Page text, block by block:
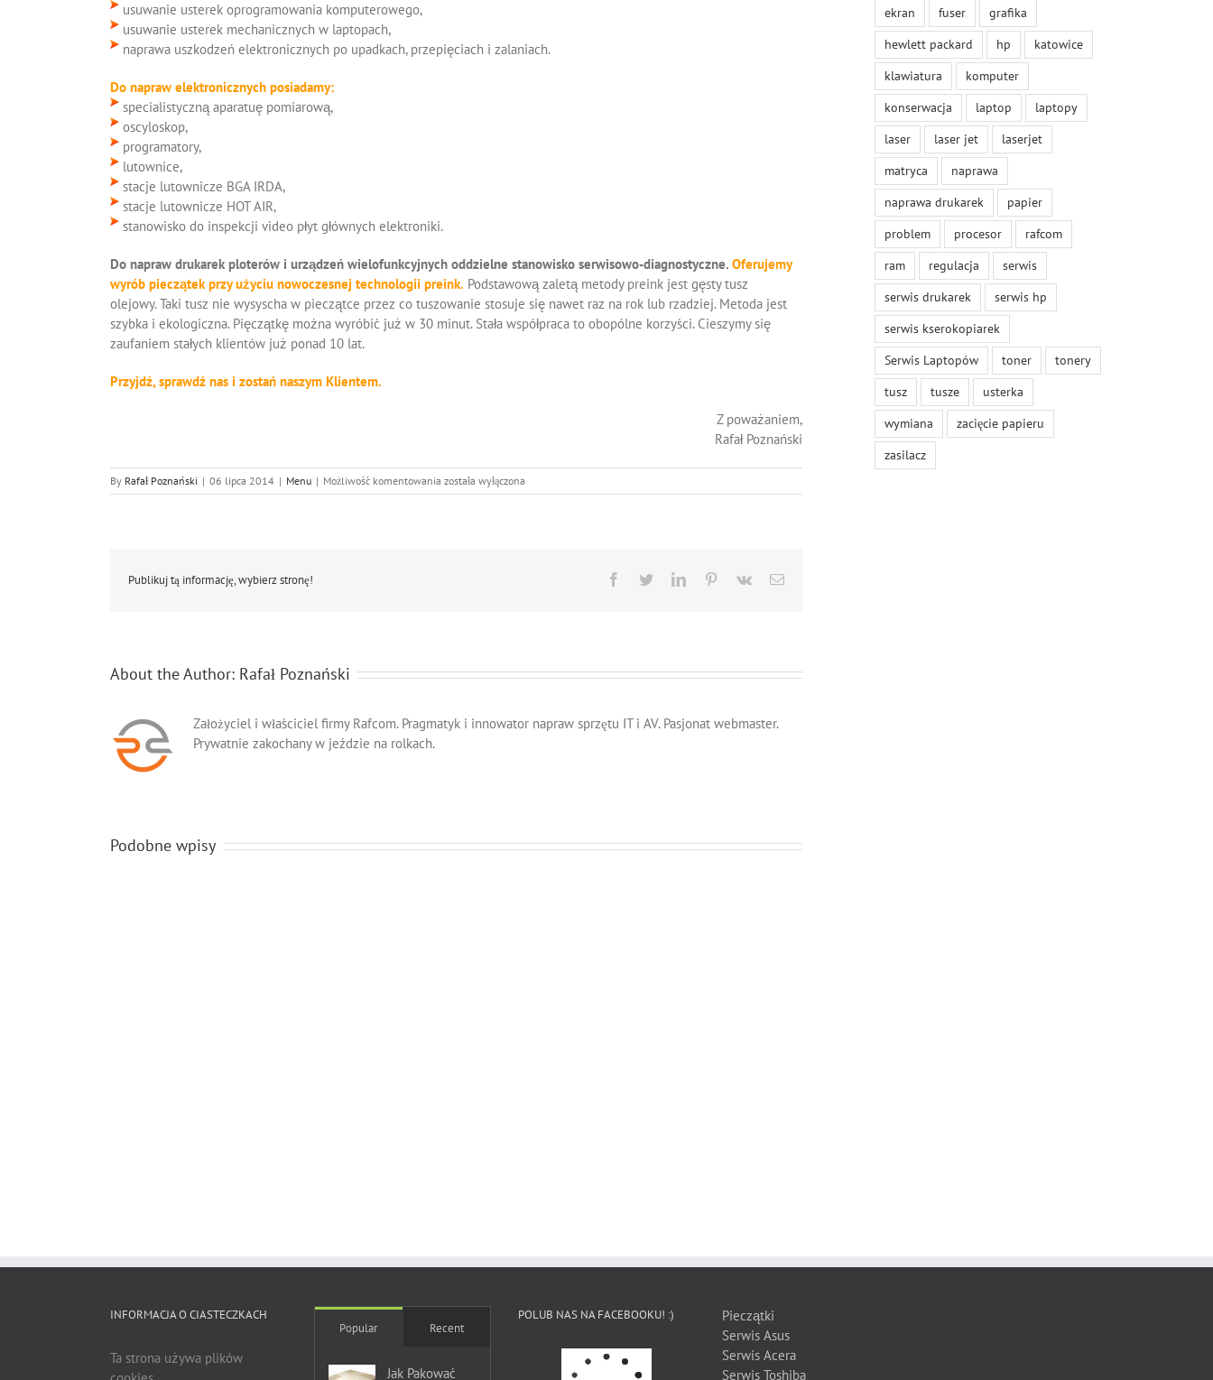
usuwanie usterek oprogramowania komputerowego,
usuwanie usterek mechanicznych w laptopach,
naprawa uszkodzeń elektronicznych po upadkach, przepięciach i zalaniach.
Do napraw elektronicznych posiadamy:
specialistyczną aparatuę pomiarową,
oscyloskop,
programatory,
lutownice,
stacje lutownicze BGA IRDA,
stacje lutownicze HOT AIR,
stanowisko do inspekcji video płyt głównych elektroniki.
Do napraw drukarek ploterów i urządzeń wielofunkcyjnych oddzielne stanowisko serwisowo-diagnostyczne. Oferujemy
wyrób pieczątek przy użyciu nowoczesnej technologii preink. Podstawową zaletą metody preink jest gęsty tusz
olejowy. Taki tusz nie wysyscha w pieczątce przez co tuszowanie stosuje się nawet raz na rok lub rzadziej. Metoda jest
szybka i ekologiczna. Pięczątkę można wyróbić już w 30 minut. Stała współpraca to obopólne korzyści. Cieszymy się
zaufaniem stałych klientów już ponad 10 lat.
Przyjdź, sprawdź nas i zostań naszym Klientem.
Z poważaniem,
Rafał Poznański
By Rafał Poznański | 06 lipca 2014 | Menu | Możliwość komentowania Oferta
została wyłączona
Publikuj tą informację, wybierz stronę! Facebook
TwitterLinkedInPinterest
Vk Email
About the Author: Rafał Poznański
Założyciel i właściciel firmy Rafcom. Pragmatyk i innowator napraw sprzętu IT i AV. Pasjonat webmaster.
Prywatnie zakochany w jeździe na rolkach.
Podobne wpisy
ekran
fuser
grafika
hewlett packard
hp
katowice
klawiatura
komputer
konserwacja
laptop
laptopy
laser
laser jet
laserjet
matryca
naprawa
naprawa drukarek
papier
problem
procesor
rafcom
ram
regulacja
serwis
serwis drukarek
serwis hp
serwis kserokopiarek
Serwis Laptopów
toner
tonery
tusz
tusze
usterka
wymiana
zacięcie papieru
zasilacz
INFORMACJA O CIASTECZKACH
Ta strona używa plików
Popular Recent
Jak Pakować
POLUB NAS NA FACEBOOKU! :)
Pieczątki
Serwis Asus
Serwis Acera
Serwis Toshiba